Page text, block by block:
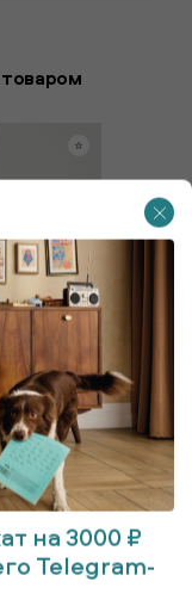
на 3000 ₽
Telegram-